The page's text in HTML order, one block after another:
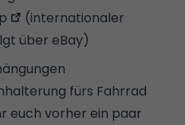
(internationaler
über eBay)
fürs Fahrrad
euch vorher ein paar